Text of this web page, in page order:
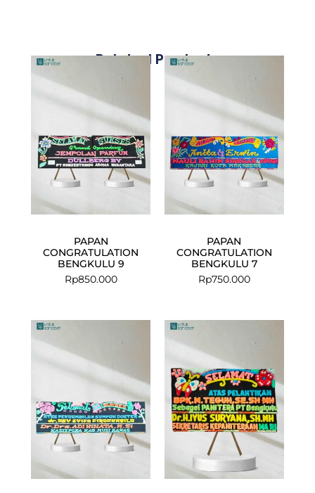
Related Products
PAPAN
CONGRATULATION
BENGKULU 9
Rp850.000
PAPAN
CONGRATULATION
BENGKULU 7
Rp750.000